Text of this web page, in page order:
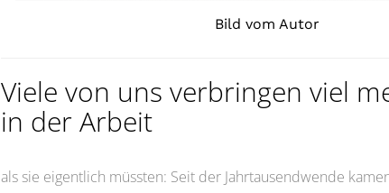
Bild vom Autor
Viele von uns verbringen viel
in der Arbeit
als sie eigentlich müssten: Seit der Jahrtausendwende